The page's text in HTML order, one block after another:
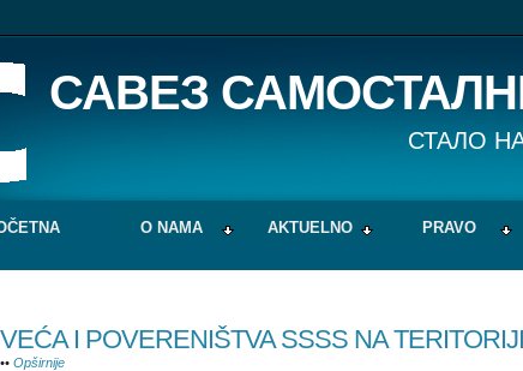
САВЕЗ
СТАЛО
O NAMA AKTUELNO PRAVO
VEĆA I POVERENIŠTVA SSSS NA TERITORIJI
•• Opširnije